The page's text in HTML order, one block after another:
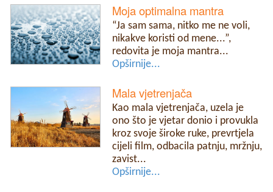
Moja optimalna mantra
“Ja sam sama, nitko me ne voli,
nikakve koristi od mene...”,
redovita je moja mantra...
Opširnije...
Mala vjetrenjača
Kao mala vjetrenjača, uzela je
ono što je vjetar donio i provukla
kroz svoje široke ruke, prevrtjela
cijeli film, odbacila patnju, mržnju,
zavist...
Opširnije...